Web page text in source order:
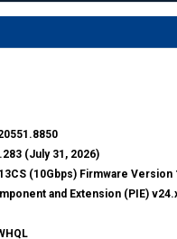
(July 31, 2026)
(10Gbps) Firmware Version
and Extension (PIE)